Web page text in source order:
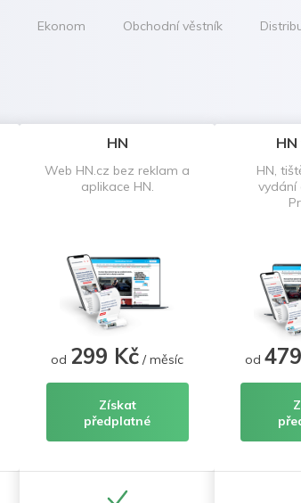
Ekonom Obchodní věstník
HN
Web HN.cz bez reklam a
aplikace HN.
od 299 Kč / měsíc
Získat
předplatné
HN,
vydání
od